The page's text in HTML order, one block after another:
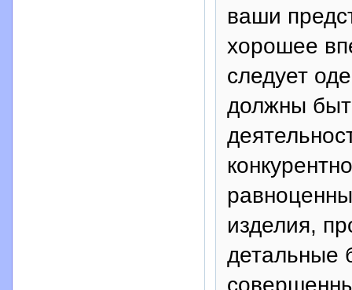
ваши
хорошее
следует
должны
изделия,
детальные